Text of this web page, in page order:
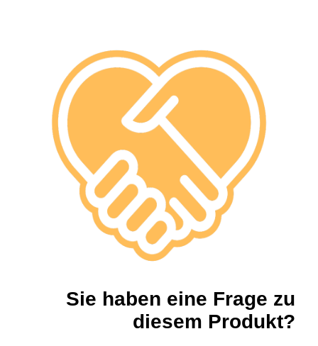
Sie haben eine Frage zu
diesem Produkt?